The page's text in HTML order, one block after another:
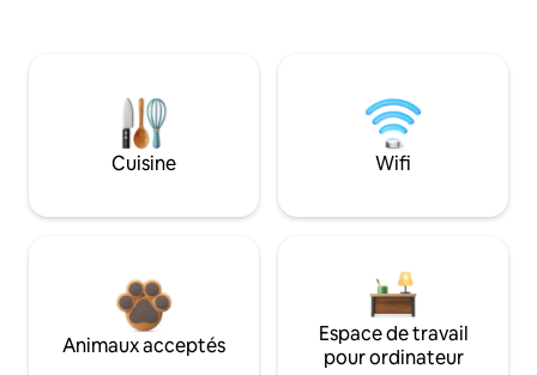
Cuisine Wifi
Animaux acceptés
Espace de travail
pour ordinateur